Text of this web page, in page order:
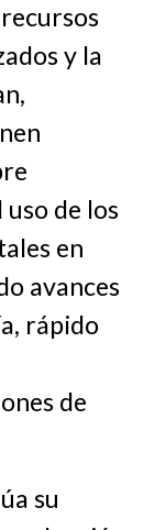
y la
de los
en
avances
rápido
de
su